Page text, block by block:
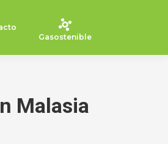
Gasostenible
Malasia